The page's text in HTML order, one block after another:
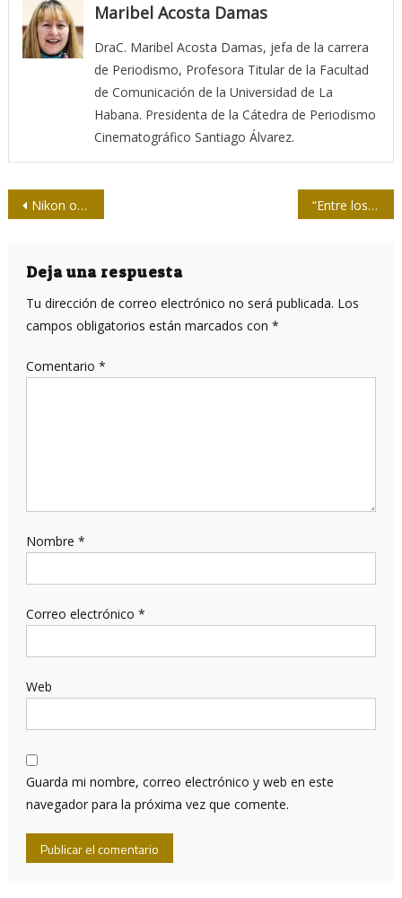
Maribel Acosta Damas
DraC. Maribel Acosta Damas, jefa de la carrera
de Periodismo, Profesora Titular de la Facultad
de Comunicación de la Universidad de La
Habana. Presidenta de la Cátedra de Periodismo
Cinematográfico Santiago Álvarez.
Navegación
entradas
Nikon ofrece clases gratis de fotografía online, este mes por la pandemia “Entre los trabajadores de la salud, hay que reconocer también a los de la biotecnología…”
Deja una respuesta
Tu dirección de correo electrónico no será publicada. Los
campos obligatorios están marcados con *
Comentario *
Nombre *
Correo electrónico *
Web
Guarda mi nombre, correo electrónico y web en este
navegador para la próxima vez que comente.